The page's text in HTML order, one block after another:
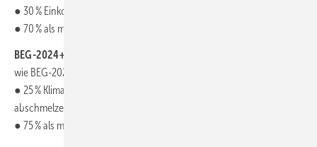
● 30 % Einkommensbonus
● 70 % als maximaler Zuschuss
BEG-2024+14:
wie BEG-2024, jedoch
● 25 % Klima-Geschwindigkeitsbonus in 2024 und 2025, (ab 2026
abschmelzend)
● 75 % als maximaler Zuschuss